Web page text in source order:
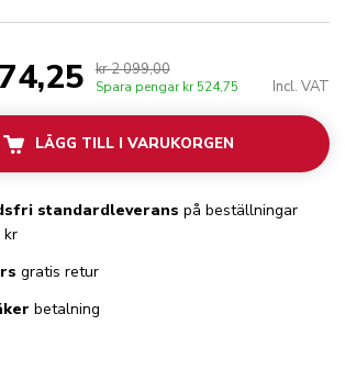
kr 2 099,00
Spara pengar kr 524,75 Incl. VAT
LÄGG TILL I VARUKORGEN
standardleverans på beställningar
kr
gratis retur
betalning